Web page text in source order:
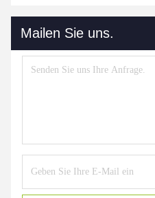
Mailen Sie uns.